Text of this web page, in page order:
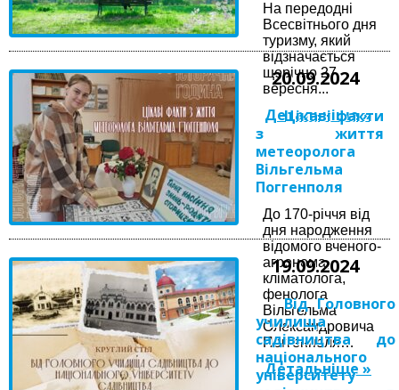
На передодні
Всесвітнього дня
туризму, який
відзначається
щорічно 27
вересня...
Детальніше »
20.09.2024
Цікаві факти
з життя
метеоролога
Вільгельма
Поггенполя
До 170-річчя від
дня народження
відомого вченого-
агронома,
кліматолога,
фенолога
Вільгельма
Олександровича
Поггенполя…
Детальніше »
19.09.2024
Від Головного
училища
садівництва до
національного
університету